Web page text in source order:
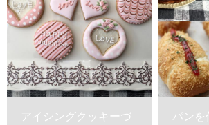
アイシングクッキーづ
パンを